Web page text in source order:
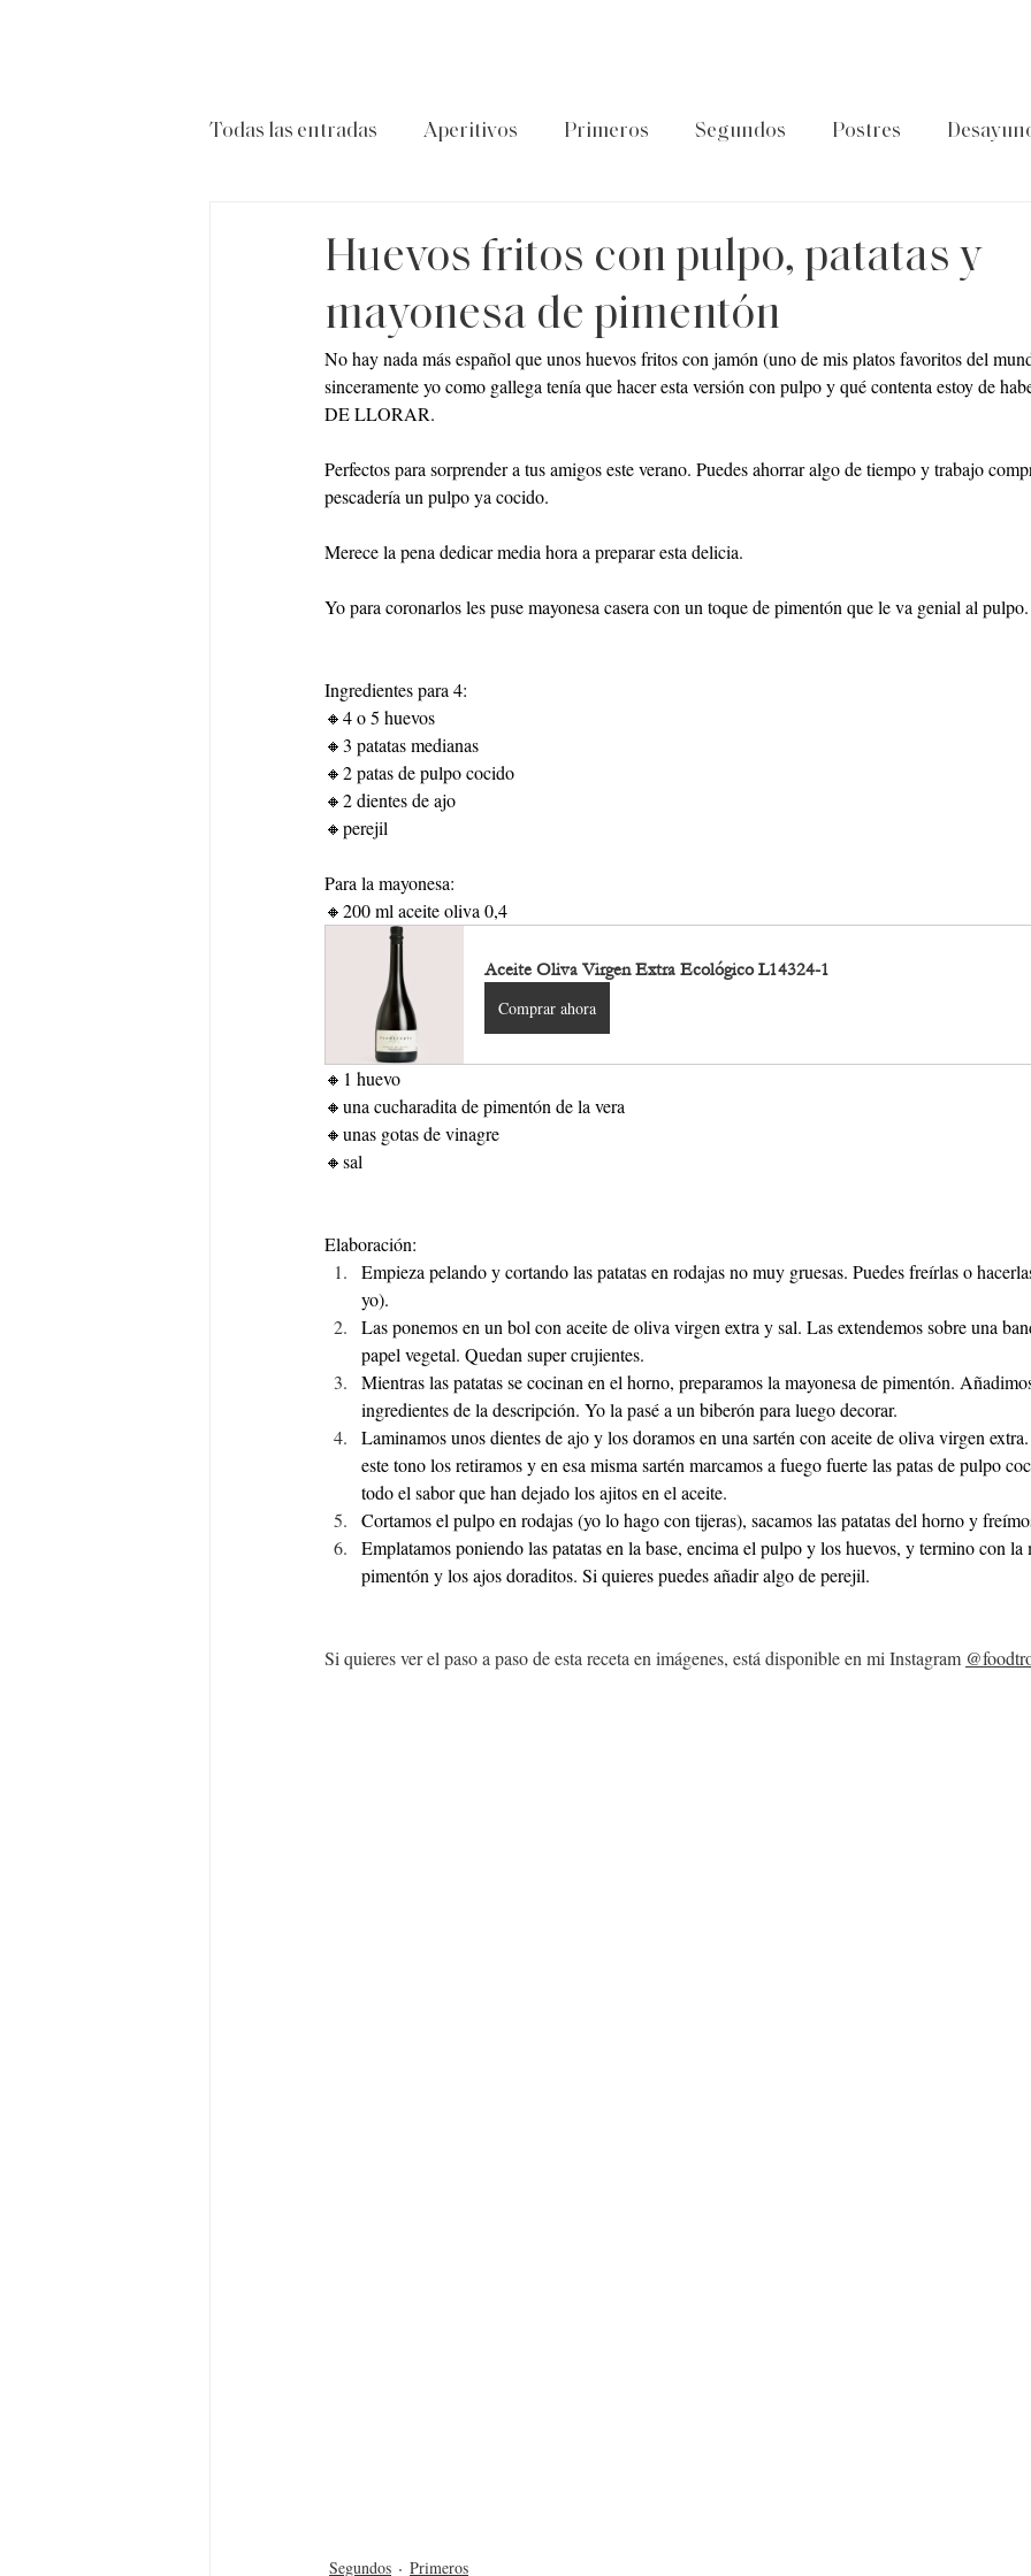
Todas las entradas Aperitivos Primeros Segundos Postres
Huevos fritos con pulpo, patatas y
mayonesa de pimentón
No hay nada más español que unos huevos fritos con jamón (uno de mis platos favoritos del
sinceramente yo como gallega tenía que hacer esta versión con pulpo y qué contenta estoy de
DE LLORAR.
Perfectos para sorprender a tus amigos este verano. Puedes ahorrar algo de tiempo y trabajo
pescadería un pulpo ya cocido.
Merece la pena dedicar media hora a preparar esta delicia.
Yo para coronarlos les puse mayonesa casera con un toque de pimentón que le va genial al pulpo.
Ingredientes para 4:
🔸4 o 5 huevos
🔸3 patatas medianas
🔸2 patas de pulpo cocido
🔸2 dientes de ajo
🔸perejil
Para la mayonesa:
🔸200 ml aceite oliva 0,4
Aceite Oliva Virgen Extra Ecológico L14324-1
Comprar ahora
🔸1 huevo
🔸una cucharadita de pimentón de la vera
🔸unas gotas de vinagre
🔸sal
Elaboración:
Empieza pelando y cortando las patatas en rodajas no muy gruesas. Puedes freírlas o
yo).
Las ponemos en un bol con aceite de oliva virgen extra y sal. Las extendemos sobre una
papel vegetal. Quedan super crujientes.
Mientras las patatas se cocinan en el horno, preparamos la mayonesa de pimentón.
ingredientes de la descripción. Yo la pasé a un biberón para luego decorar.
Laminamos unos dientes de ajo y los doramos en una sartén con aceite de oliva virgen
este tono los retiramos y en esa misma sartén marcamos a fuego fuerte las patas de pulpo
todo el sabor que han dejado los ajitos en el aceite.
Cortamos el pulpo en rodajas (yo lo hago con tijeras), sacamos las patatas del horno y
Emplatamos poniendo las patatas en la base, encima el pulpo y los huevos, y termino con la
pimentón y los ajos doraditos. Si quieres puedes añadir algo de perejil.
Si quieres ver el paso a paso de esta receta en imágenes, está disponible en mi Instagram
Segundos Primeros